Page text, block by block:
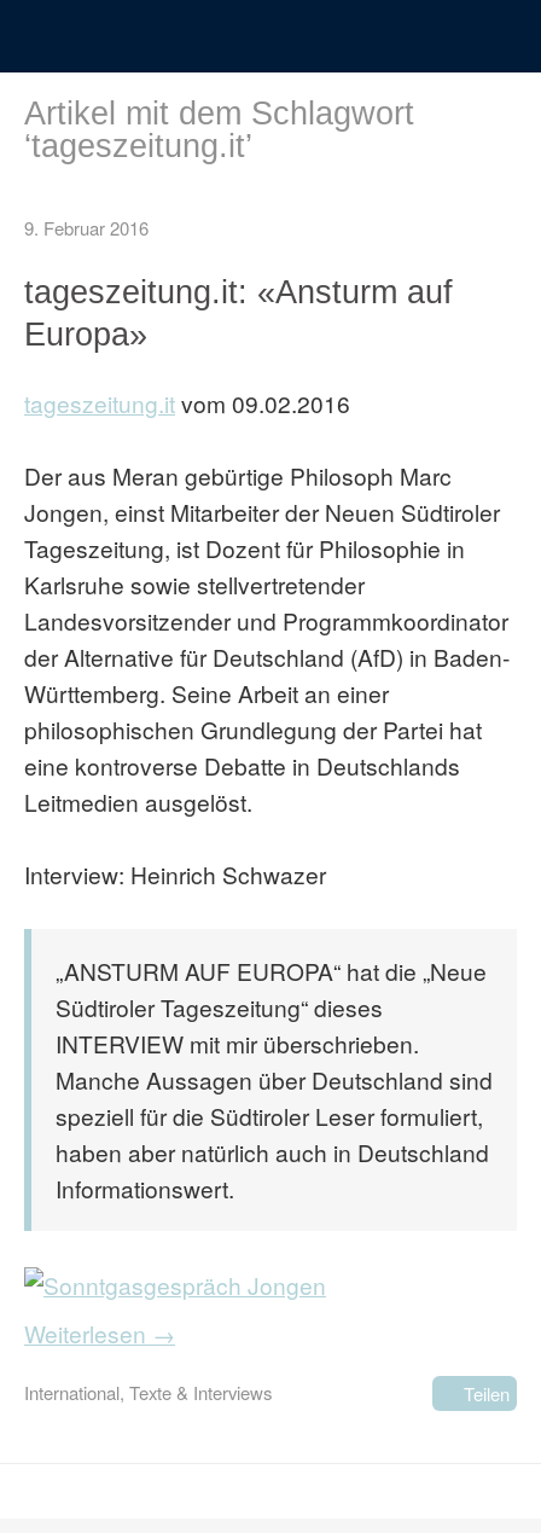
Artikel mit dem Schlagwort
‘tageszeitung.it’
9. Februar 2016
tageszeitung.it: «Ansturm auf
Europa»
tageszeitung.itvom 09.02.2016
Der aus Meran gebürtige Philosoph Marc
Jongen, einst Mitarbeiter der Neuen Südtiroler
Tageszeitung, ist Dozent für Philosophie in
Karlsruhe sowie stellvertretender
Landesvorsitzender und Programmkoordinator
der Alternative für Deutschland (AfD) in Baden-
Württemberg. Seine Arbeit an einer
philosophischen Grundlegung der Partei hat
eine kontroverse Debatte in Deutschlands
Leitmedien ausgelöst.
Interview: Heinrich Schwazer
„ANSTURM AUF EUROPA“ hat die „Neue
Südtiroler Tageszeitung“ dieses
INTERVIEW mit mir überschrieben.
Manche Aussagen über Deutschland sind
speziell für die Südtiroler Leser formuliert,
haben aber natürlich auch in Deutschland
Informationswert.
Weiterlesen →
International, Texte & Interviews Teilen